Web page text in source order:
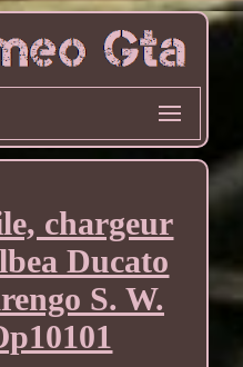
chargeur
Ducato
S. W.